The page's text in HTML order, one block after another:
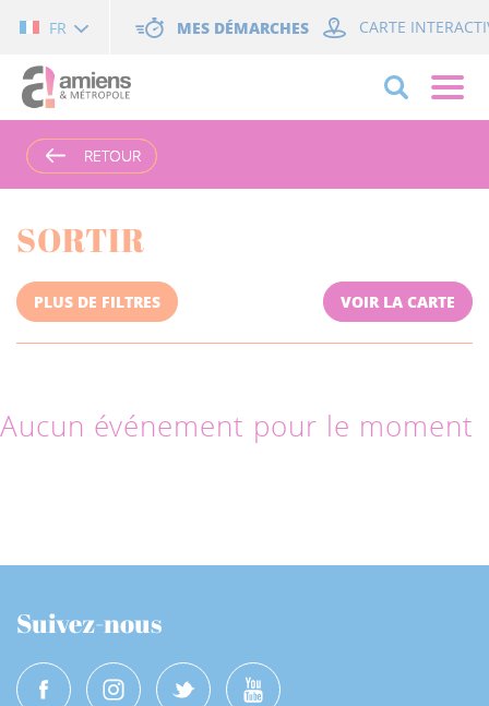
FR MES DÉMARCHES CARTE
RETOUR
RETOUR
SORTIR
PLUS DE FILTRES VOIR LA CARTE
Aucun événement pour le moment
Suivez-nous